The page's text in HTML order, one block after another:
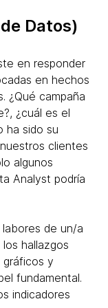
Datos)
en responder
en hechos
¿Qué campaña
¿cuál es el
ha sido su
clientes
algunos
Analyst podría
de un/a
hallazgos
gráficos y
fundamental.
indicadores